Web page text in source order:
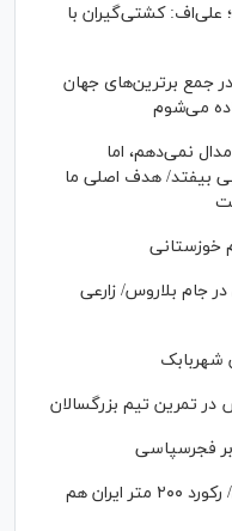
علی‌اف: کشتی‌گیران با
جمع برترین‌های جهان
می‌شوم
نمی‌دهم، اما
بیفتد/ هدف اصلی ما
خوزستانی
در جام بلاروس/ زارعی
شهربابک
تمرین تیم بزرگسالان
فجرسپاسی
آتش‌بازی دونده ایرانی در بلاروس/ رکورد ۲۰۰ متر ایران هم